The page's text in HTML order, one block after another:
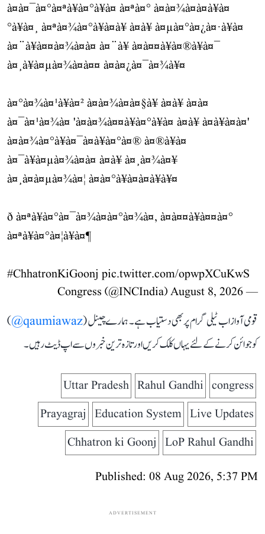
à¤à¤¯à¤°à¤ªà¥à¤°à¥à¤ à¤ªà¤° à¤à¤¾à¤à¤à¥à¤
°à¥à¤¸ à¤ªà¤¾à¤°à¥à¤à¥ à¤à¥ à¤µà¤°à¤¿à¤·à¥à¤
à¤¨à¥à¤¤à¤¾à¤à¤ à¤¨à¥ à¤à¤¤à¥à¤®à¥à¤¯
à¤¸à¥à¤µà¤¾à¤à¤¤ à¤à¤¿à¤¯à¤¾à¥¤
à¤°à¤¾à¤¹à¥à¤² à¤à¤¾à¤à¤§à¥ à¤à¥ à¤à¤
à¤¯à¤¹à¤¾à¤ 'à¤à¤¾à¤¤à¥à¤°à¥à¤ à¤à¥ à¤à¥à¤à¤'
à¤à¤¾à¤°à¥à¤¯à¤à¥à¤°à¤® à¤®à¥à¤
à¤¯à¥à¤µà¤¾à¤à¤ à¤à¥ à¤¸à¤¾à¤¥
à¤¸à¤à¤µà¤¾à¤¦ à¤à¤°à¥à¤à¤à¥à¥¤
ð à¤ªà¥à¤°à¤¯à¤¾à¤à¤°à¤¾à¤, à¤à¤¤à¥à¤¤à¤°
à¤ªà¥à¤°à¤¦à¥à¤¶
#ChhatronKiGoonj pic.twitter.com/opwpXCuKwS
— Congress (@INCIndia)
August 8, 2026
قومی آواز اب ٹیلی گرام پر بھی دستیاب ہے۔ ہمارے چینل (qaumiawaz@
)
کو جوائن کرنے کے لئے یہاں کلک کریں اور تازہ ترین خبروں سے اپ ڈیٹ رہیں۔
congress
Rahul Gandhi
Uttar Pradesh
Live Updates
Education System
Prayagraj
LoP Rahul Gandhi
Chhatron ki Goonj
Published: 08 Aug 2026, 5:37 PM
ADVERTISEMENT